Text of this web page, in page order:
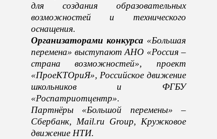
для создания образовательных
возможностей и технического
оснащения.
Организаторами конкурса «Большая
перемена» выступают АНО «Россия –
страна возможностей», проект
«ПроеКТОриЯ», Российское движение
школьников и ФГБУ
«Роспатриотцентр».
Партнёры «Большой перемены» –
Сбербанк, Mail.ru Group, Кружковое
движение НТИ.